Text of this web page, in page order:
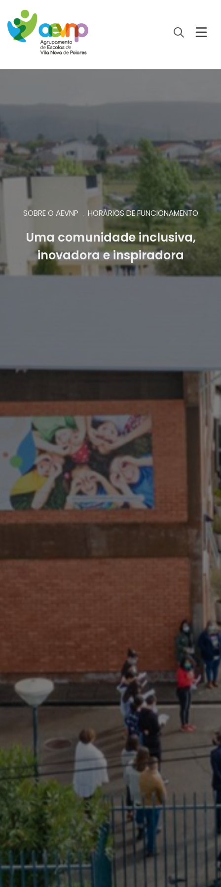
SOBRE O AEVNP . HORÁRIOS DE FUNCIONAMENTO
Uma comunidade inclusiva,
inovadora e inspiradora